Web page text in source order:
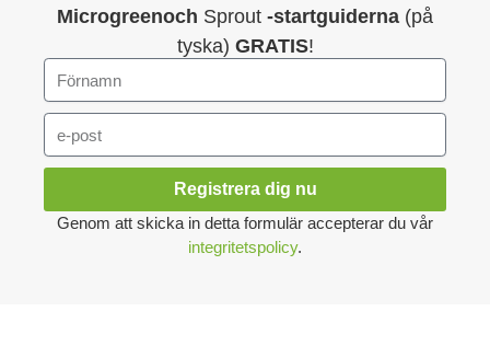
Microgreenoch Sprout -startguiderna (på
tyska) GRATIS!
Registrera dig nu
Genom att skicka in detta formulär accepterar du vår
integritetspolicy.